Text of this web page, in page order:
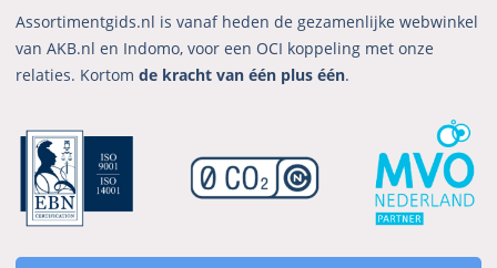
Assortimentgids.nl is vanaf heden de gezamenlijke webwinkel
van AKB.nl en Indomo, voor een OCI koppeling met onze
relaties. Kortomde kracht van één plus één.